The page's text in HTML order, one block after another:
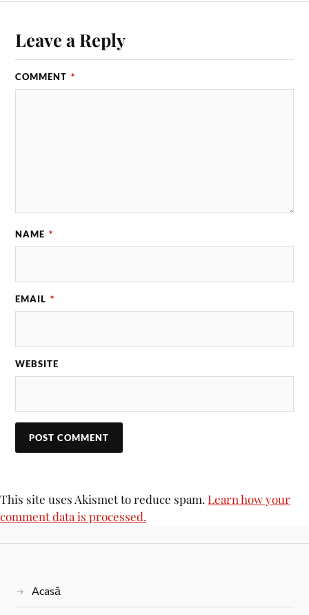
Leave a Reply
COMMENT *
NAME *
EMAIL *
WEBSITE
This site uses Akismet to reduce spam.Learn how your
comment data is processed.
Acasă